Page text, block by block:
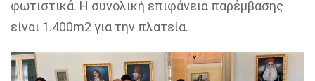
φωτιστικά. Η συνολική επιφάνεια παρέμβασης
είναι 1.400m2 για την πλατεία.